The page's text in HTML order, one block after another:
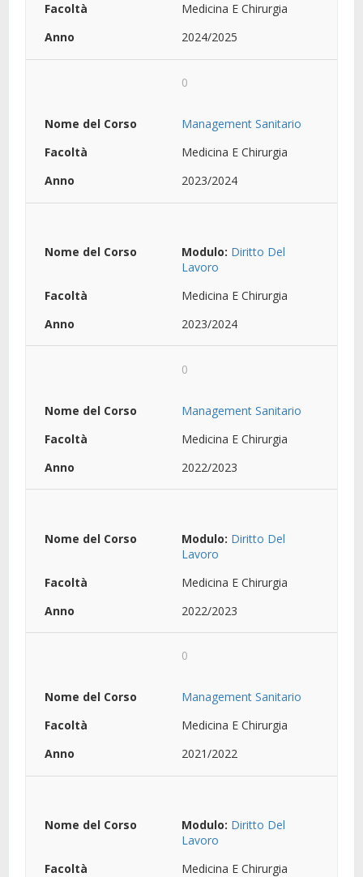
Medicina E Chirurgia
2024/2025
0
Management Sanitario
Medicina E Chirurgia
2023/2024
Modulo: Diritto Del
Lavoro
Medicina E Chirurgia
2023/2024
0
Management Sanitario
Medicina E Chirurgia
2022/2023
Modulo: Diritto Del
Lavoro
Medicina E Chirurgia
2022/2023
0
Management Sanitario
Medicina E Chirurgia
2021/2022
Modulo: Diritto Del
Lavoro
Medicina E Chirurgia